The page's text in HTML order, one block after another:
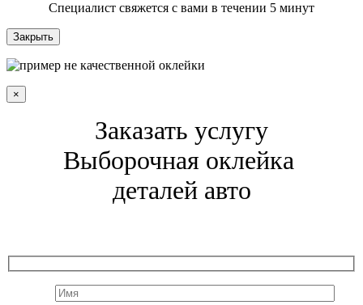
Специалист свяжется с вами в течении 5 минут
Закрыть
×
Заказать услугу
Выборочная оклейка
деталей авто